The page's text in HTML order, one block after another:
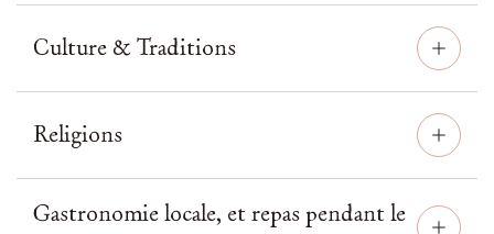
Culture & Traditions
Religions
Gastronomie locale, et repas pendant le